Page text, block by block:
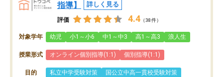
指導】
詳しく見る
評価 4.4 （38件）
対象学年 幼児 小1～小6 中1～中3 高1～高3 浪人生
授業形式 オンライン個別指導(1:1) 個別指導(1:1)
目的 私立中学受験対策
国公立中高一貫校受験対策